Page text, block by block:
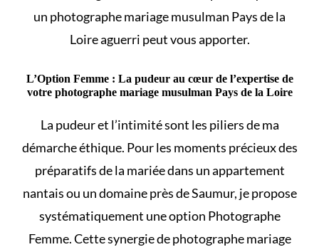
un photographe mariage musulman Pays de la
Loire aguerri peut vous apporter.
L’Option Femme : La pudeur au cœur de l’expertise de
votre photographe mariage musulman Pays de la Loire
La pudeur et l’intimité sont les piliers de ma
démarche éthique. Pour les moments précieux des
préparatifs de la mariée dans un appartement
nantais ou un domaine près de Saumur, je propose
systématiquement une option Photographe
Femme. Cette synergie de photographe mariage